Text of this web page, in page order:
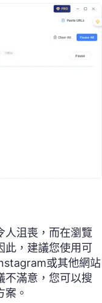
人沮喪，而在瀏覽
此，建議您使用可
或其他網站
不滿意，您可以搜
。